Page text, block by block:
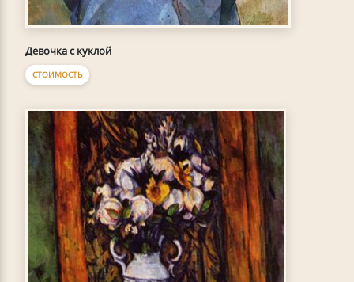
Девочка с куклой
СТОИМОСТЬ